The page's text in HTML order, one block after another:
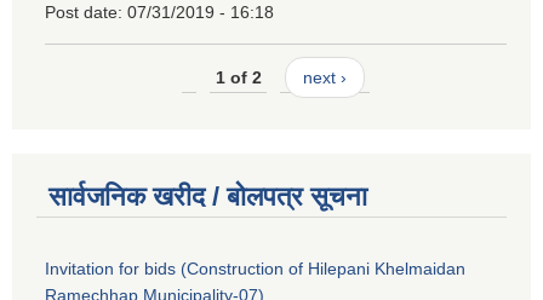
Post date: 07/31/2019 - 16:18
1 of 2 next ›
सार्वजनिक खरीद / बोलपत्र सूचना
Invitation for bids (Construction of Hilepani Khelmaidan
Ramechhap Municipality-07)